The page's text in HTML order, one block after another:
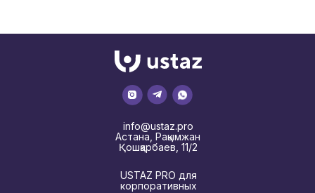
USTAZ PRO для
корпоративных
info@ustaz.pro
Астана, Рақымжан
Қошқарбаев, 11/2